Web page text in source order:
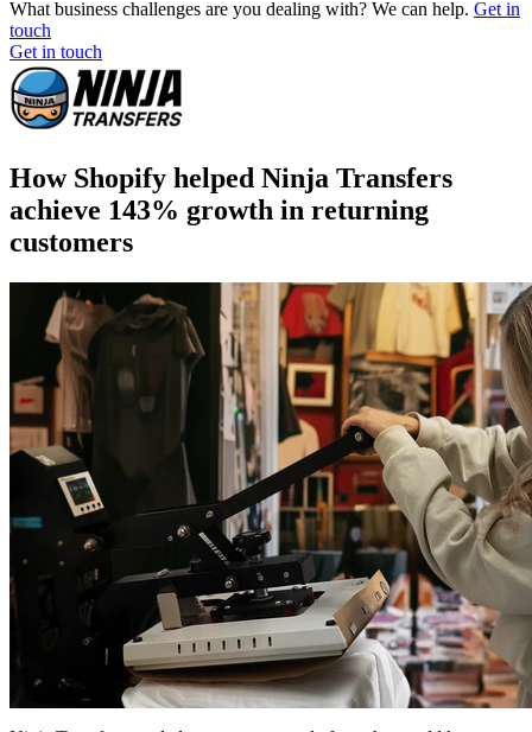
What business challenges are you dealing with? We can help. Get in
touch
Get in touch
How Shopify helped Ninja Transfers
achieve 143% growth in returning
customers